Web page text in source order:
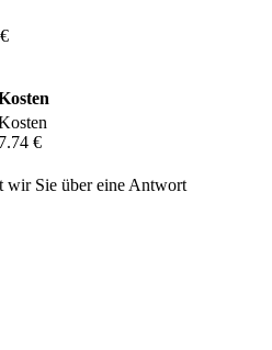
€
7.74 €
wir Sie über eine Antwort